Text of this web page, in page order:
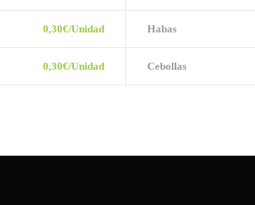
0,30€/Unidad Habas
0,30€/Unidad Cebollas